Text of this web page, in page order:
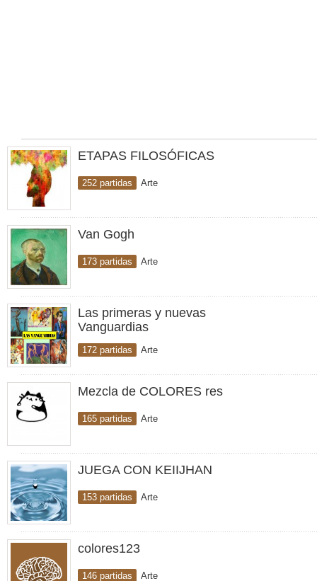
ETAPAS FILOSÓFICAS
252 partidas Arte
Van Gogh
173 partidas Arte
Las primeras y nuevas
Vanguardias
172 partidas Arte
Mezcla de COLORES res
165 partidas Arte
JUEGA CON KEIIJHAN
153 partidas Arte
colores123
146 partidas Arte